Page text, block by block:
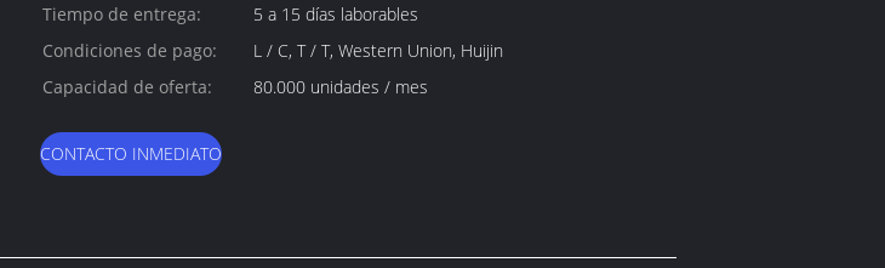
Tiempo de entrega:
5 a 15 días laborables
Condiciones de pago:
L / C, T / T, Western Union, Huijin
Capacidad de oferta:
80.000 unidades / mes
CONTACTO INMEDIATO